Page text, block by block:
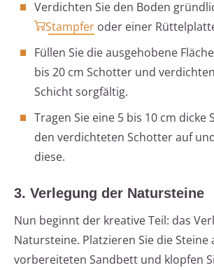
Verdichten Sie den Boden
Stampfer oder einer
Füllen Sie die ausgehobene
bis 20 cm Schotter und
Schicht sorgfältig.
Tragen Sie eine 5 bis 10 cm dicke
den verdichteten Schotter auf
diese.
3. Verlegung der Natursteine
Nun beginnt der kreative Teil: das
Natursteine. Platzieren Sie die Steine
vorbereiteten Sandbett und klopfen